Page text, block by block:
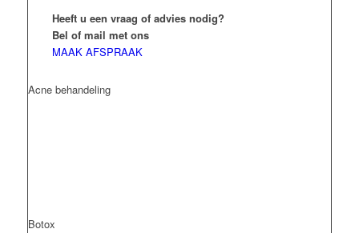
Heeft u een vraag of advies nodig?
Bel of mail met ons
MAAK AFSPRAAK
Acne behandeling
Botox